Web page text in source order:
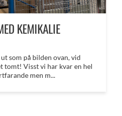
KEMIKALIE
som på bilden ovan, vid
tomt! Visst vi har kvar en hel
men m...